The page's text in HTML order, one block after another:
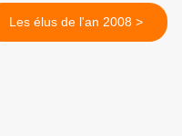
Les élus de l'an 2008 >